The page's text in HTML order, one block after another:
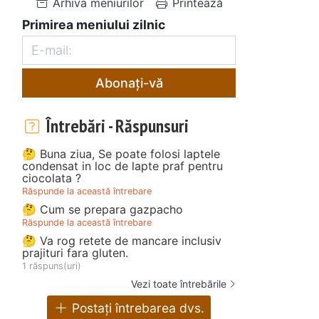
Primirea meniului zilnic
Abonați-vă
Întrebări - Răspunsuri
🤔 Buna ziua, Se poate folosi laptele
condensat in loc de lapte praf pentru
ciocolata ?
Răspunde la această întrebare
🤔 Cum se prepara gazpacho
Răspunde la această întrebare
🤔 Va rog retete de mancare inclusiv
prajituri fara gluten.
1 răspuns(uri)
Vezi toate întrebările
Postați întrebarea dvs.